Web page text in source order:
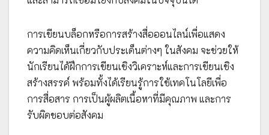
การเขียนบล็อกหรือการสร้างสื่อออนไลน์เพื่อแสดง
ความคิดเห็นเกี่ยวกับประเด็นต่างๆ ในสังคม จะช่วยให้
นักเรียนได้ฝึกการเขียนเชิงวิเคราะห์และการเขียนเชิง
สร้างสรรค์ พร้อมทั้งได้เรียนรู้การใช้เทคโนโลยีเพื่อ
การสื่อสาร การเป็นผู้ผลิตเนื้อหาที่มีคุณภาพ และการ
รับผิดชอบต่อสังคม